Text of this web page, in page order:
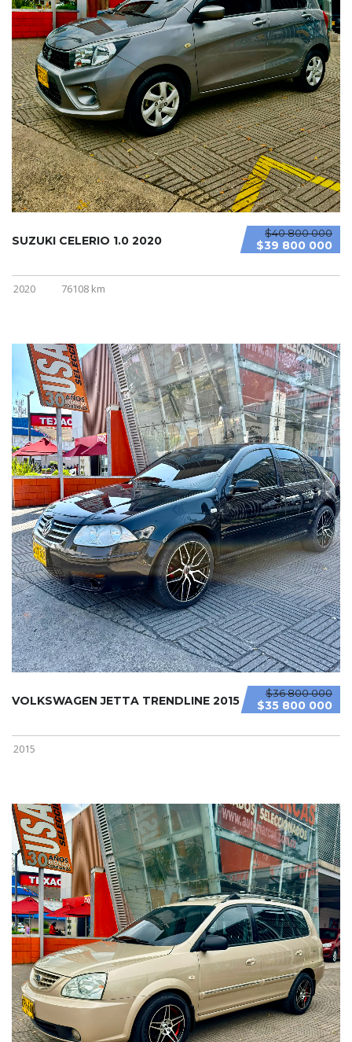
$40 800 000
$39 800 000
SUZUKI CELERIO 1.0 2020
2020 76108 km
$36 800 000
$35 800 000
VOLKSWAGEN JETTA TRENDLINE 2015
2015